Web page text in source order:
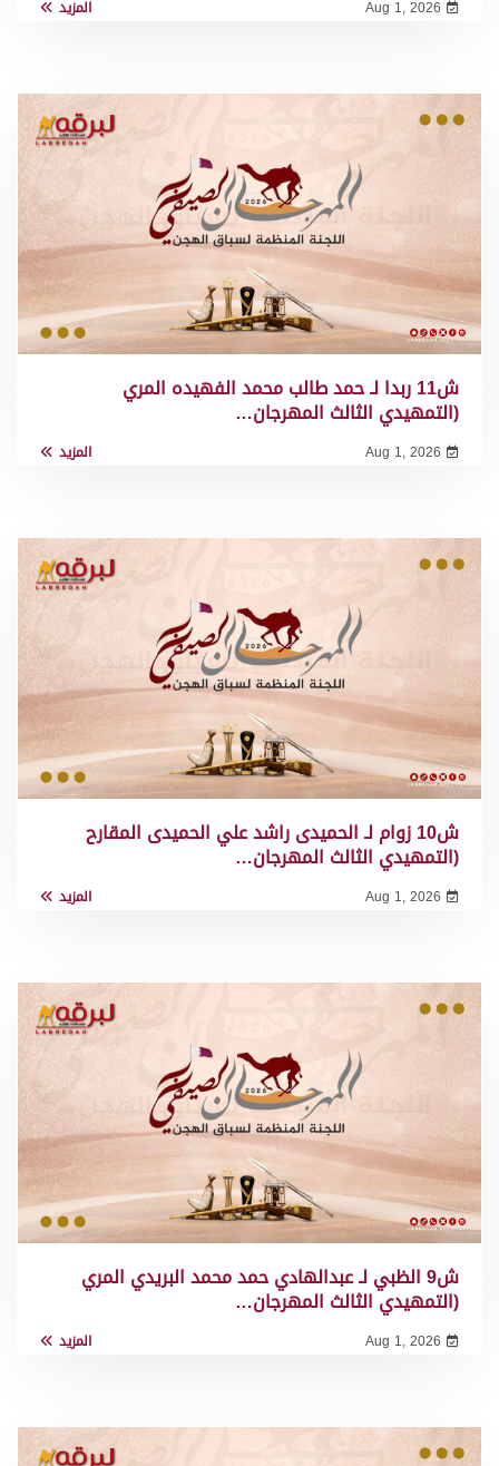
Aug 1, 2026 المزيد
ش11 ربدا لـ حمد طالب محمد الفهيده المري
(التمهيدي الثالث المهرجان…
Aug 1, 2026 المزيد
ش10 زوام لـ الحميدى راشد علي الحميدى المقارح
(التمهيدي الثالث المهرجان…
Aug 1, 2026 المزيد
ش9 الظبي لـ عبدالهادي حمد محمد البريدي المري
(التمهيدي الثالث المهرجان…
Aug 1, 2026 المزيد